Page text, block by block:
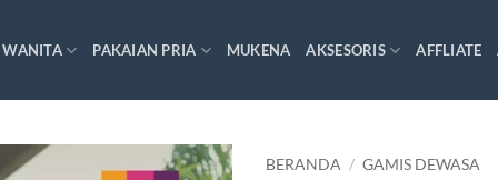
PAKAIAN PRIA MUKENA AKSESORIS AFFLIATE
BERANDA / GAMIS DEWASA